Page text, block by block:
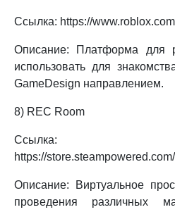
Ссылка: https://
Описание: Платформа для
использовать для
GameDesign направлением.
8) REC Room
Ссылка:
https://
Описание: Виртуальное
проведения различных